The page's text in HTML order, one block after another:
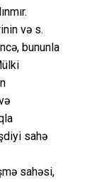
və s.
bununla
sahə
sahəsi,